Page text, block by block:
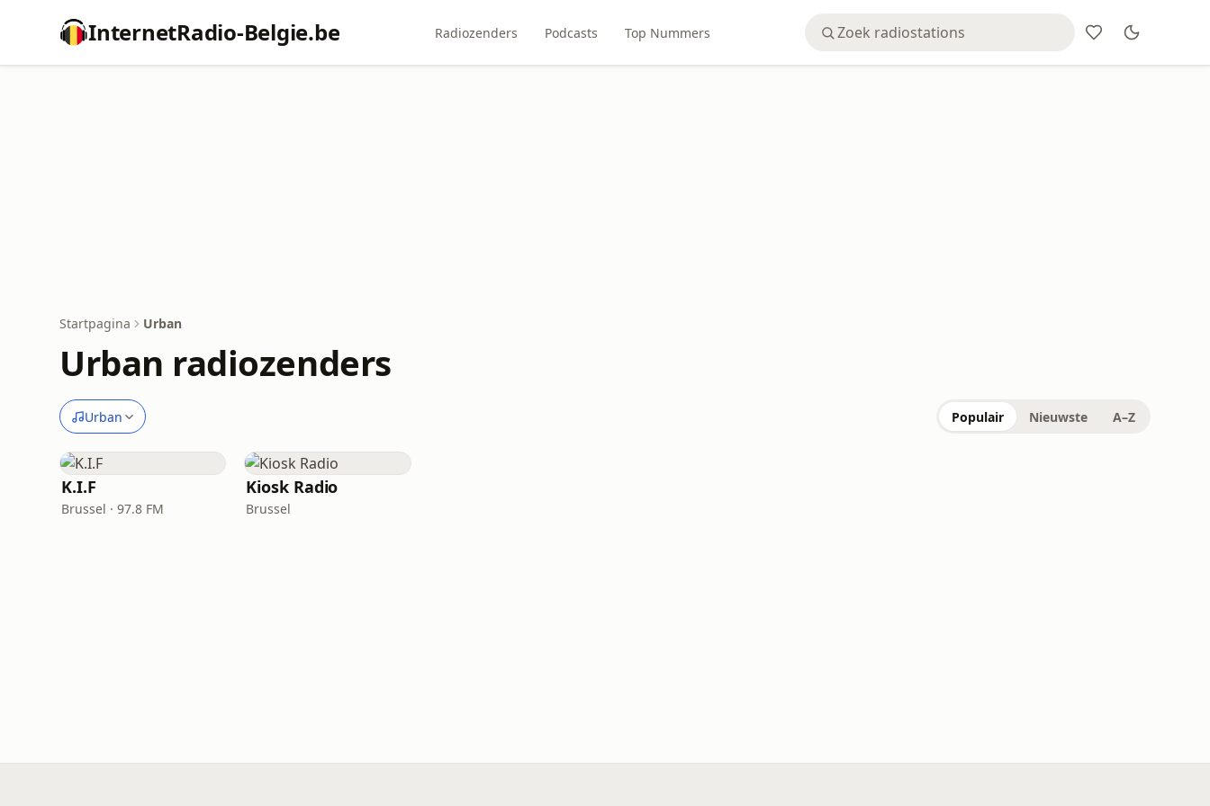
InternetRadio-Belgie.be Radiozenders Podcasts Top Nummers
Startpagina Urban
Urban radiozenders
Urban Populair Nieuwste A–Z
K.I.F
Brussel · 97.8 FM
Kiosk Radio
Brussel